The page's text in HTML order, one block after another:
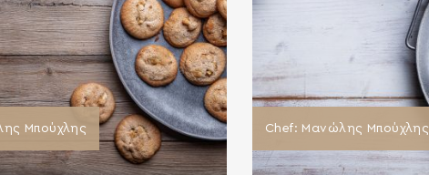
Μπούχλης Chef: Μανώλης Μπούχλης